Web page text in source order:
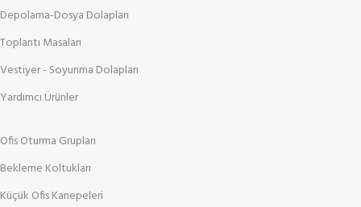
Depolama-Dosya Dolapları
Toplantı Masaları
Vestiyer - Soyunma Dolapları
Yardımcı Ürünler
Ofis Oturma Grupları
Bekleme Koltukları
Küçük Ofis Kanepeleri